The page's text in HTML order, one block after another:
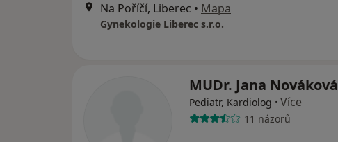
Na Poříčí, Liberec • Mapa
Gynekologie Liberec s.r.o.
MUDr. Jana Nováková
Pediatr, Kardiolog · Více
11 názorů